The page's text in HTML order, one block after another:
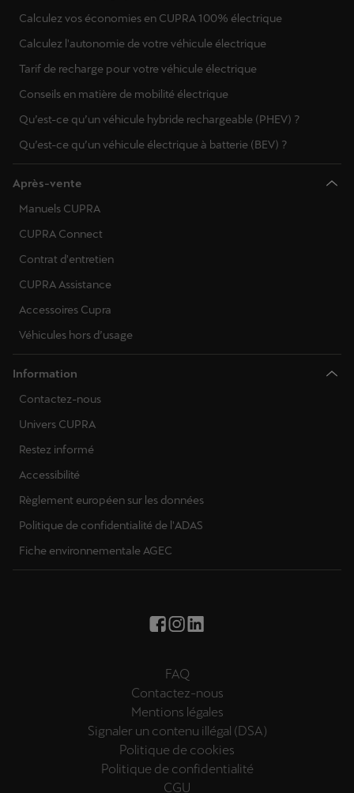
Calculez vos économies en CUPRA 100% électrique
Calculez l'autonomie de votre véhicule électrique
Tarif de recharge pour votre véhicule électrique
Conseils en matière de mobilité électrique
Qu’est-ce qu’un véhicule hybride rechargeable (PHEV) ?
Qu’est-ce qu’un véhicule électrique à batterie (BEV) ?
Après-vente
Manuels CUPRA
CUPRA Connect
Contrat d'entretien
CUPRA Assistance
Accessoires Cupra
Véhicules hors d’usage
Information
Contactez-nous
Univers CUPRA
Restez informé
Accessibilité
Règlement européen sur les données
Politique de confidentialité de l'ADAS
Fiche environnementale AGEC
FAQ
Contactez-nous
Mentions légales
Signaler un contenu illégal (DSA)
Politique de cookies
Politique de confidentialité
CGU